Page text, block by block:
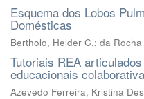
Esquema dos Lobos
Domésticas
Bertholo, Helder C.; da
Tutoriais REA
educacionais
Azevedo Ferreira, Kristina